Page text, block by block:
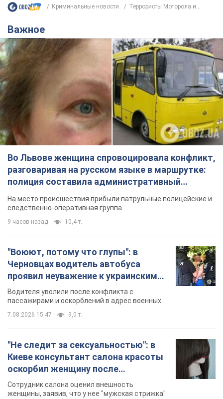
Криминальные новости Террористы Моторола и...
Важное
Во Львове женщина спровоцировала конфликт,
разговаривая на русском языке в маршрутке:
полиция составила административный
протокол. Видео
На место происшествия прибыли патрульные полицейские и
следственно-оперативная группа
9 часов назад 10,4 т.
"Воюют, потому что глупы": в
Черновцах водитель автобуса
проявил неуважение к украинским
военным и поплатился за это.
Видео
Водителя уволили после конфликта с
пассажирами и оскорблений в адрес военных
7.08.2026 15:47 9,0 т.
"Не следит за сексуальностью": в
Киеве консультант салона красоты
оскорбил женщину после
химиотерапии, разгорелся скандал.
Фото
Сотрудник салона оценил внешность
женщины, заявив, что у нее "мужская стрижка"